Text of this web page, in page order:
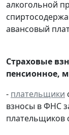
алкогольной
авансовый
Страховые
пенсионное,
- плательщики
взносы в ФНС
плательщиков